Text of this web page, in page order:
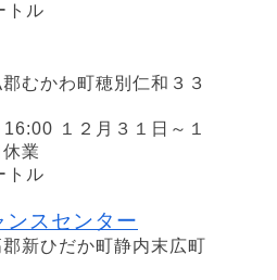
トル
むかわ町穂別仁和３３
１２月３１日～１
業
トル
スセンター
新ひだか町静内末広町